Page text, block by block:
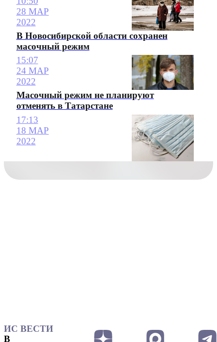
28 МАР
2022
В Новосибирской области сохранен
масочный режим
15:07
24 МАР
2022
Масочный режим не планируют
отменять в Татарстане
17:13
18 МАР
2022
ИС ВЕСТИ
В